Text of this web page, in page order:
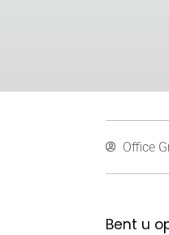
Office
Bent u